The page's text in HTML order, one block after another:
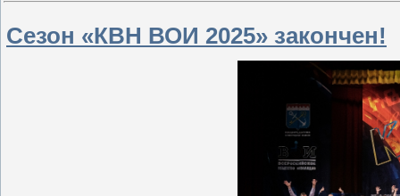
Сезон «КВН ВОИ 2025» закончен!